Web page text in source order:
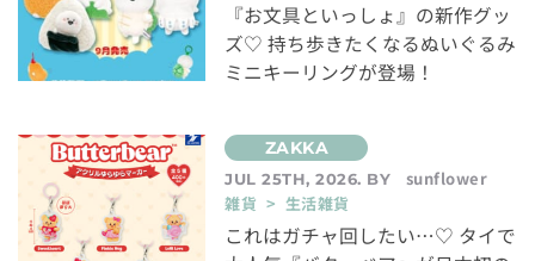
『お文具といっしょ』の新作グッ
ズ♡ 持ち歩きたくなるぬいぐるみ
ミニキーリングが登場！
JUL 25TH, 2026. BY
sunflower
雑貨 > 生活雑貨
これはガチャ回したい…♡ タイで